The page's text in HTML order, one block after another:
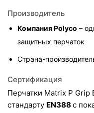
Производитель
Компания Polyco –
защитных перчаток
Страна-
Сертификация
Перчатки Matrix P Grip
стандарту EN388 с